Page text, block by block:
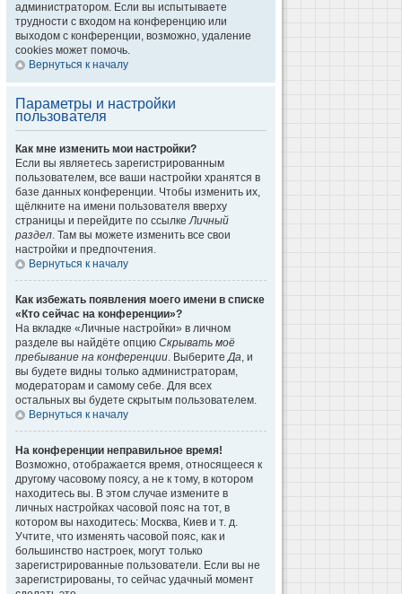
администратором. Если вы испытываете
трудности с входом на конференцию или
выходом с конференции, возможно, удаление
cookies может помочь.
Вернуться к началу
Параметры и настройки
пользователя
Как мне изменить мои настройки?
Если вы являетесь зарегистрированным
пользователем, все ваши настройки хранятся в
базе данных конференции. Чтобы изменить их,
щёлкните на имени пользователя вверху
страницы и перейдите по ссылкеЛичный
раздел. Там вы можете изменить все свои
настройки и предпочтения.
Вернуться к началу
Как избежать появления моего имени в списке
«Кто сейчас на конференции»?
На вкладке «Личные настройки» в личном
разделе вы найдёте опцию Скрывать моё
пребывание на конференции. ВыберитеДа, и
вы будете видны только администраторам,
модераторам и самому себе. Для всех
остальных вы будете скрытым пользователем.
Вернуться к началу
На конференции неправильное время!
Возможно, отображается время, относящееся к
другому часовому поясу, а не к тому, в котором
находитесь вы. В этом случае измените в
личных настройках часовой пояс на тот, в
котором вы находитесь: Москва, Киев и т. д.
Учтите, что изменять часовой пояс, как и
большинство настроек, могут только
зарегистрированные пользователи. Если вы не
зарегистрированы, то сейчас удачный момент